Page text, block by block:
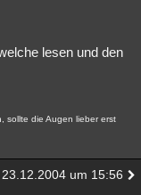
lesen und den
sollte die Augen lieber erst
23.12.2004 um 15:56